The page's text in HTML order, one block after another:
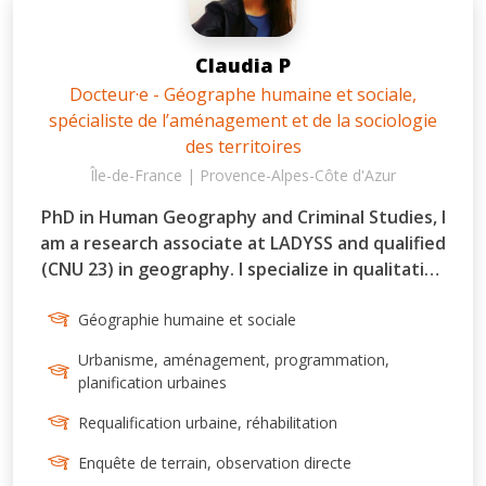
Claudia P
Docteur·e - Géographe humaine et sociale,
spécialiste de l’aménagement et de la sociologie
des territoires
Île-de-France | Provence-Alpes-Côte d'Azur
PhD in Human Geography and Criminal Studies, I
am a research associate at LADYSS and qualified
(CNU 23) in geography. I specialize in qualitative
territorial valorization and urban regeneration
via the social reuse of confiscated assets. My
institutional, academic, and civil society actors.
I aim to support spatial and social
transformation by enhancing local resources
Géographie humaine et sociale
Urbanisme, aménagement, programmation,
planification urbaines
Requalification urbaine, réhabilitation
Enquête de terrain, observation directe